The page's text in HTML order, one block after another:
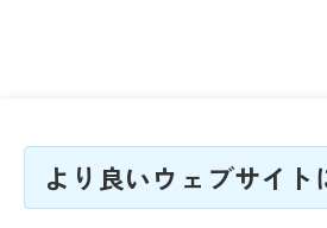
より良いウェブサイ